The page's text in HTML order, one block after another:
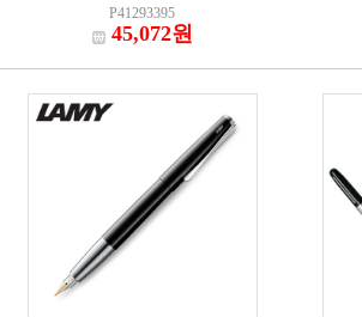
P41293395
45,072원